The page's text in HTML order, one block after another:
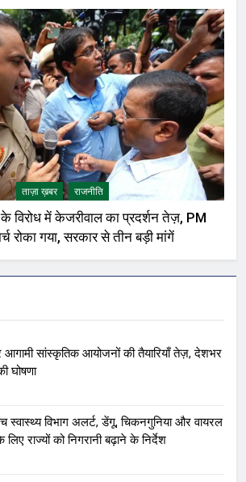
ताज़ा ख़बर राजनीति
विरोध में केजरीवाल का प्रदर्शन तेज़, PM
रोका गया, सरकार से तीन बड़ी मांगें
सांस्कृतिक आयोजनों की तैयारियाँ तेज़, देशभर
घोषणा
स्वास्थ्य विभाग अलर्ट, डेंगू, चिकनगुनिया और वायरल
राज्यों को निगरानी बढ़ाने के निर्देश